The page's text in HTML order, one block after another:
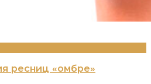
ресниц «омбре»